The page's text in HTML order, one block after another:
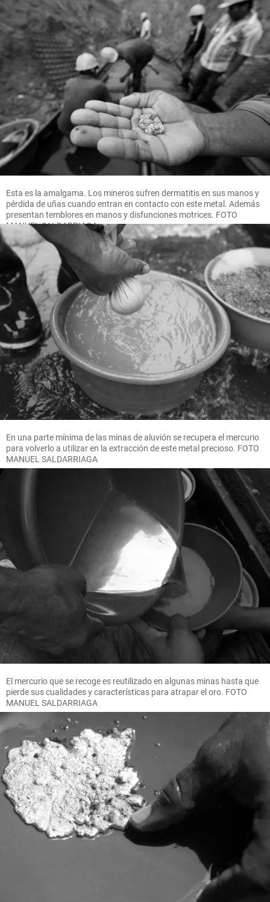
Esta es la amalgama. Los mineros sufren dermatitis en sus manos y
pérdida de uñas cuando entran en contacto con este metal. Además
presentan temblores en manos y disfunciones motrices. FOTO
MANUEL SALDARRIAGA
En una parte mínima de las minas de aluvión se recupera el mercurio
para volverlo a utilizar en la extracción de este metal precioso. FOTO
MANUEL SALDARRIAGA
El mercurio que se recoge es reutilizado en algunas minas hasta que
pierde sus cualidades y características para atrapar el oro. FOTO
MANUEL SALDARRIAGA